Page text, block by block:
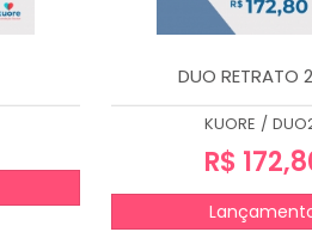
DUO RETRATO
KUORE /
R$